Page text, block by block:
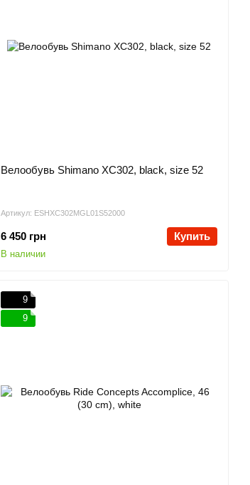
Артикул: ESHXC302MGL01S52000
Велообувь Shimano XC302, black, size 52
6 450 грн Купить
В наличии
9
9